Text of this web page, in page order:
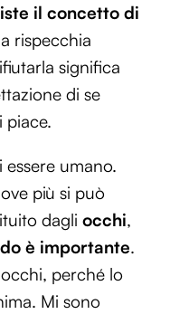
il concetto di
rispecchia
significa
di se
piace.
umano.
più si può
dagli occhi,
è importante.
perché lo
Mi sono